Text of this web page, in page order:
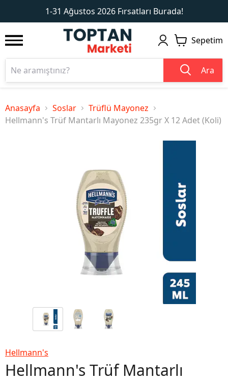
1-31 Ağustos 2026 Fırsatları Burada!
1 2
Sepetim
Ara
Anasayfa Soslar
Trüflü Mayonez
Hellmann's Trüf Mantarlı Mayonez 235gr X 12 Adet (Koli)
Hellmann's
Hellmann's Trüf Mantarlı